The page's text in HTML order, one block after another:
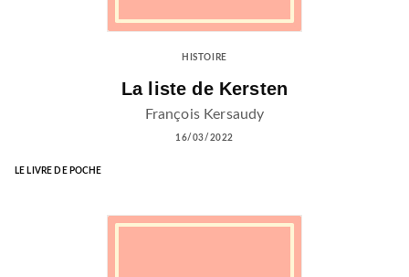
HISTOIRE
La liste de Kersten
François Kersaudy
16/03/2022
LE LIVRE DE POCHE